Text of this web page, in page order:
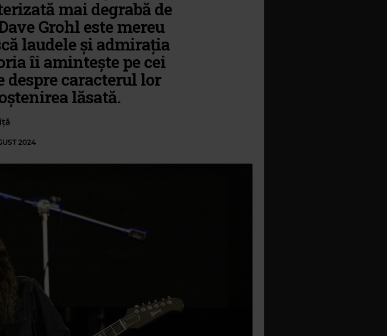
mai degrabă de
Grohl este mereu
laudele și admirația
îi amintește pe cei
caracterul lor
lăsată.
2024